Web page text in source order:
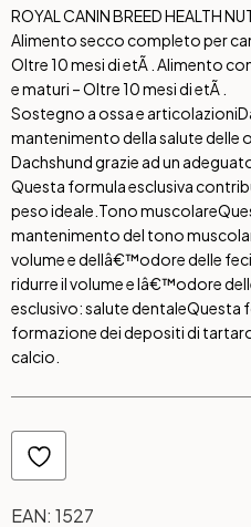
ROYAL CANIN BREED HEALTH
Alimento secco completo per
Oltre 10 mesi di etÃ . Alimento
e maturi – Oltre 10 mesi di etÃ .
Sostegno a ossa e articolazioni
mantenimento della salute delle
Dachshund grazie ad un
Questa formula esclusiva
peso ideale. Tono muscolare
mantenimento del tono
volume e dellâ€™odore delle feci
ridurre il volume e lâ€™odore
esclusivo: salute dentaleQuesta
formazione dei depositi di
calcio.
EAN: 1527